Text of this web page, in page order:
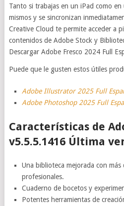
Tanto si trabajas en un iPad como
mismos y se sincronizan
Creative Cloud te permite acceder a
contenidos de Adobe Stock y
Descargar Adobe Fresco 2024 Full
Puede que le gusten estos útiles
Adobe Illustrator 2025 Full
Adobe Photoshop 2025 Full
Características de
v5.5.5.1416 Última
Una biblioteca mejorada con
profesionales.
Cuaderno de bocetos y
Potentes herramientas de